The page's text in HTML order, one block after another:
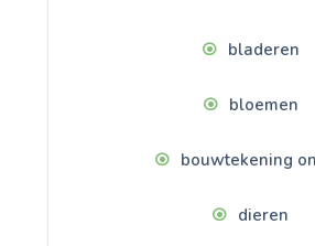
bladeren
bloemen
bouwtekening
dieren